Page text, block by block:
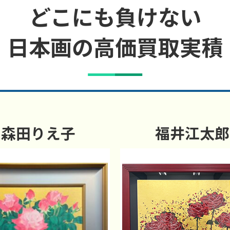
どこにも負けない
日本画の高価買取実積
森田りえ子 福井江太郎